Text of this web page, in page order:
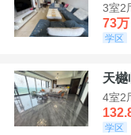
3室2
73万
学区
天樾
4室2
学区